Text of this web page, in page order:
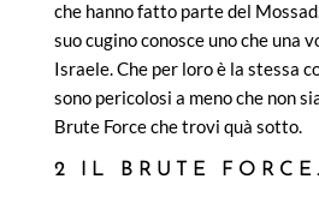
che hanno fatto parte del
suo cugino conosce uno che una
Israele. Che per loro è la stessa
sono pericolosi a meno che non
Brute Force che trovi quà sotto.
2 IL BRUTE FORCE.